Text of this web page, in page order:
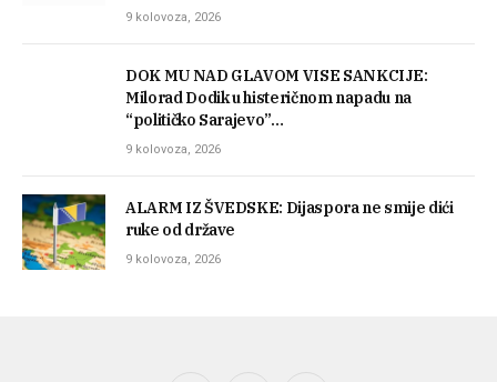
9 kolovoza, 2026
DOK MU NAD GLAVOM VISE SANKCIJE:
Milorad Dodik u histeričnom napadu na
“političko Sarajevo”…
9 kolovoza, 2026
ALARM IZ ŠVEDSKE: Dijaspora ne smije dići
ruke od države
9 kolovoza, 2026